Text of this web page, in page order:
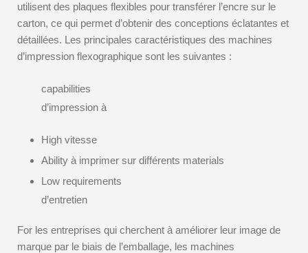
utilisent des plaques flexibles pour transférer l’encre sur le
carton, ce qui permet d’obtenir des conceptions éclatantes et
détaillées. Les principales caractéristiques des machines
d’impression flexographique sont les suivantes :
capabilities
d’impression à
High vitesse
Ability à imprimer sur différents materials
Low requirements
d’entretien
For les entreprises qui cherchent à améliorer leur image de
marque par le biais de l’emballage, les machines